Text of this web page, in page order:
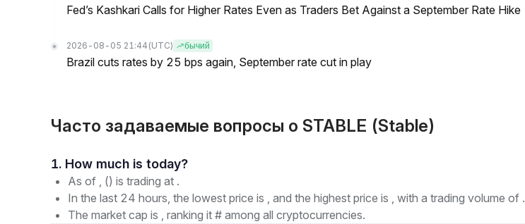
Fed’s Kashkari Calls for Higher Rates Even as Traders Bet Against a September Rate Hike
2026-08-05 21:44 (UTC) бычий
Brazil cuts rates by 25 bps again, September rate cut in play
Часто задаваемые вопросы о STABLE (​​Stable)
1. How much is today?
As of , () is trading at .
In the last 24 hours, the lowest price is , and the highest price is , with a trading volume of .
The market cap is , ranking it # among all cryptocurrencies.